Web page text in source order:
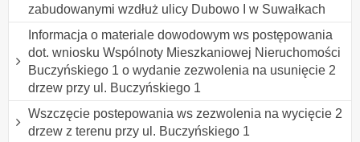
zabudowanymi wzdłuż ulicy Dubowo I w Suwałkach
Informacja o materiale dowodowym ws postępowania
dot. wniosku Wspólnoty Mieszkaniowej Nieruchomości
Buczyńskiego 1 o wydanie zezwolenia na usunięcie 2
drzew przy ul. Buczyńskiego 1
Wszczęcie postepowania ws zezwolenia na wycięcie 2
drzew z terenu przy ul. Buczyńskiego 1